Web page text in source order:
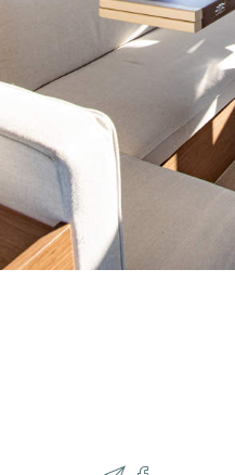
AGB
Impressum
Datenschutz